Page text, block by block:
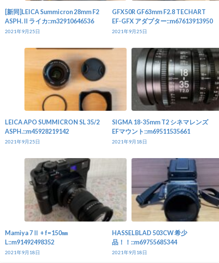
[新同]LEICA Summicron 28mm F2
ASPH. II ライカ::m32910646536
2021年9月25日
GFX50R GF63mm F2.8 TECHART
EF-GFX アダプター::m67613913950
2021年9月25日
LEICA APO SUMMICRON SL 35/2
ASPH.::m45928219142
2021年9月25日
SIGMA 18-35mm T2 シネマレンズ
EFマウント::m69511535661
2021年9月18日
Mamiya 7Ⅱ + f=150㎜
L::m91492498352
2021年9月18日
HASSELBLAD 503CW 希少
品！！::m69755685344
2021年9月18日